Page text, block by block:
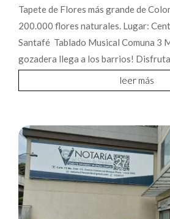
Tapete de Flores más grande de
200.000 flores naturales. Lugar:
Santafé Tablado Musical Comuna 3
gozadera llega a los barrios! Disfruta
leer más